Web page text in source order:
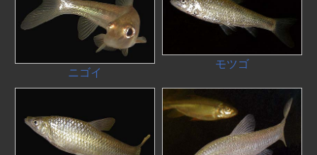
ニゴイ
モツゴ